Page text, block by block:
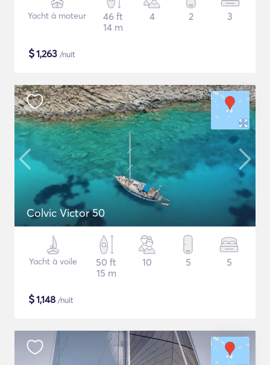
Yacht à moteur
46 ft
14 m
4 2 3
$1,263 /nuit
Colvic Victor 50
Yacht à voile
50 ft
15 m
10 5 5
$1,148 /nuit